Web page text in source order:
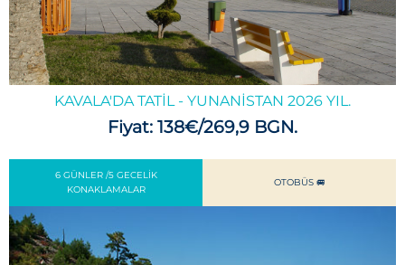
KAVALA'DA TATIL - YUNANISTAN 2026 YIL.
Fiyat: 138€/269,9 BGN.
6 GÜNLER /5 GECELIK
KONAKLAMALAR
OTOBÜS 🚐